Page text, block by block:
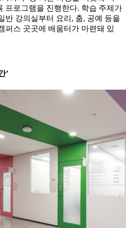
프로그램을 진행한다. 학습 주제가
반 강의실부터 요리, 춤, 공예 등을
퍼스 곳곳에 배움터가 마련돼 있
’